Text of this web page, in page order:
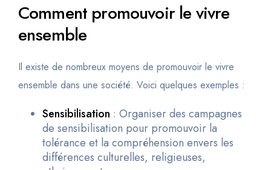
Comment promouvoir le vivre
ensemble
Il existe de nombreux moyens de promouvoir le vivre
ensemble dans une société. Voici quelques exemples :
Sensibilisation : Organiser des campagnes
de sensibilisation pour promouvoir la
tolérance et la compréhension envers les
différences culturelles, religieuses,